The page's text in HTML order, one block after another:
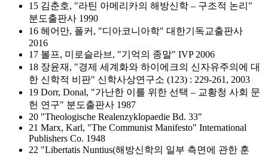
15 김춘호, "라틴 아메리카의 해방신학 – 구조적 논리"
분도출판사 1990
16 헤어만, 폴커, "디아코니아학" 대한기독교출판사
2016
17 볼프, 미로슬라브, "기억의 종말" IVP 2006
18 장윤재, "경제 세계화와 하이에크의 신자유주의에 대
한 신학적 비판" 신학사상연구소 (123) : 229-261, 2003
19 Dorr, Donal, "가난한 이를 위한 선택 – 교황청 사회 문
헌 연구" 분도출판사 1987
20 "Theologische Realenzyklopaedie Bd. 33"
21 Marx, Karl, "The Communist Manifesto" International
Publishers Co. 1948
22 "Libertatis Nuntius(해방신학의 일부 측면에 관한 훈